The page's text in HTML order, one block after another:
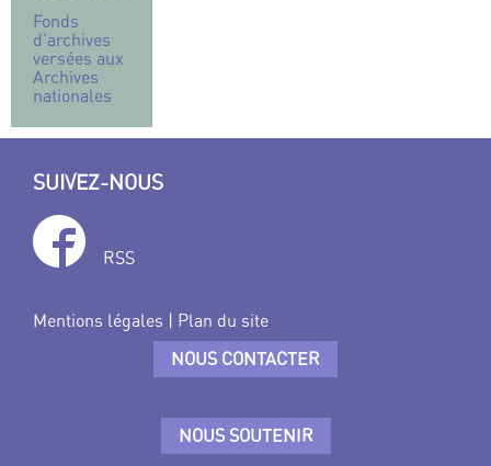
Fonds
d’archives
versées aux
Archives
nationales
SUIVEZ-NOUS
RSS
Mentions légales | Plan du site
NOUS CONTACTER
NOUS SOUTENIR